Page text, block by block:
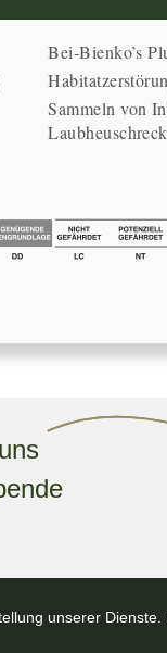
unserer
Bei-Bienko’s
Sammeln von